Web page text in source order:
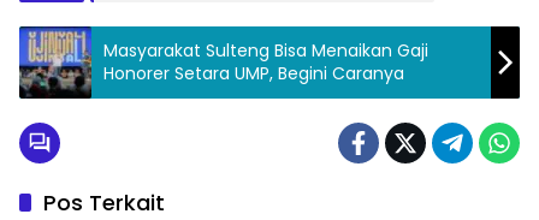
Masyarakat Sulteng Bisa Menaikan Gaji
Honorer Setara UMP, Begini Caranya
Pos Terkait